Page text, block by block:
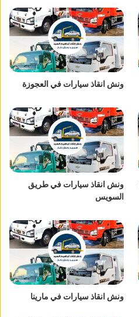
ونش انقاذ سيارات في العجوزة
ونش انقاذ سيارات في طريق
السويس
ونش انقاذ سيارات في مارينا